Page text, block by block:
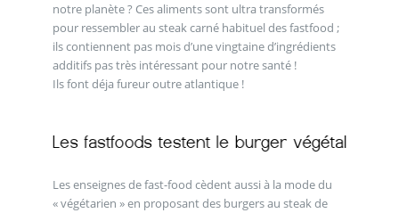
notre planète ? Ces aliments sont ultra transformés
pour ressembler au steak carné habituel des fastfood ;
ils contiennent pas mois d’une vingtaine d’ingrédients
additifs pas très intéressant pour notre santé !
Ils font déja fureur outre atlantique !
Les enseignes de fast-food cèdent aussi à la mode du
« végétarien » en proposant des burgers au steak de